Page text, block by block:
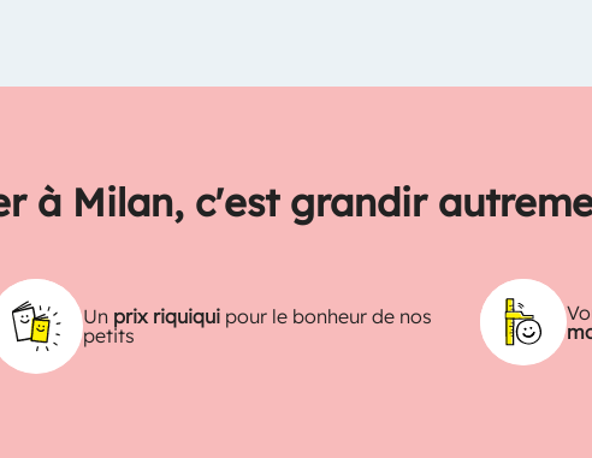
à Milan, c'est grandir
Un prix riquiqui pour le bonheur de nos
petits